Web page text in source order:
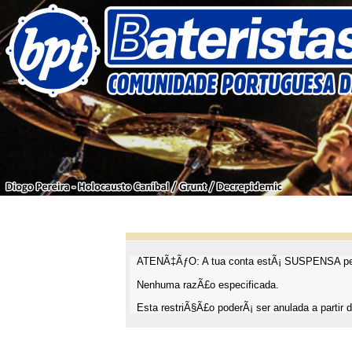
ATENÃ‡ÃƒO: A tua conta estÃ¡ SUSPENSA
Nenhuma razÃ£o especificada.
Esta restriÃ§Ã£o poderÃ¡ ser anulada a partir